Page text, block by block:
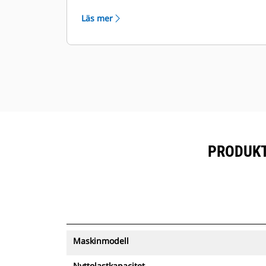
och det skrovliga material som ska
Läs mer
Maskinmodell